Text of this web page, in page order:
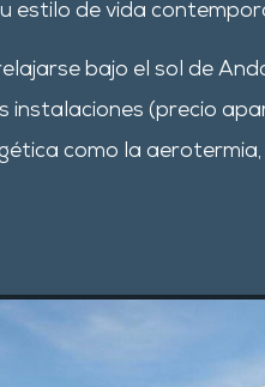
estilo de vida
bajo el sol de
instalaciones (precio
como la